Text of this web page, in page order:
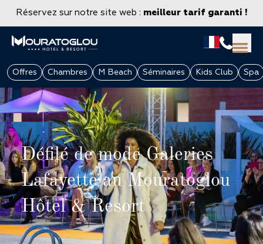
Réservez sur notre site web : meilleur tarif garanti !
GROUPES & ENTREPRISES
Offres Chambres M Beach Séminaires Kids Club Spa
Défilé de mode Galeries
Lafayette au Mouratoglou
Hôtel & Resort